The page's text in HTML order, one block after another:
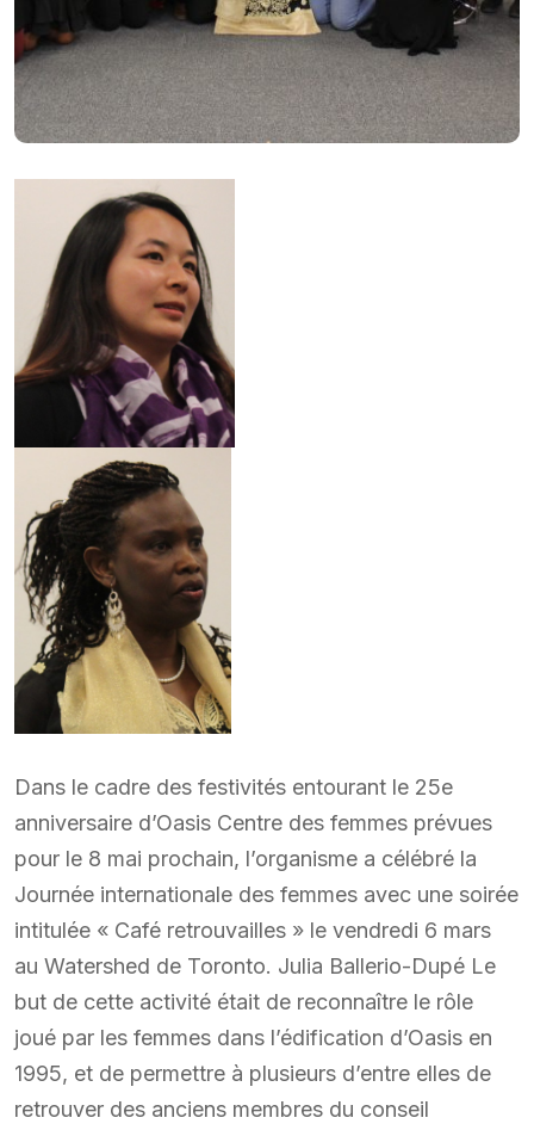
Dans le cadre des festivités entourant le 25e
anniversaire d’Oasis Centre des femmes prévues
pour le 8 mai prochain, l’organisme a célébré la
Journée internationale des femmes avec une soirée
intitulée « Café retrouvailles » le vendredi 6 mars
au Watershed de Toronto. Julia Ballerio-Dupé Le
but de cette activité était de reconnaître le rôle
joué par les femmes dans l’édification d’Oasis en
1995, et de permettre à plusieurs d’entre elles de
retrouver des anciens membres du conseil